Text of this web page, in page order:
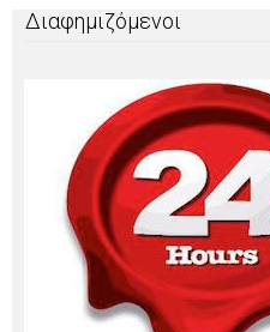
Διαφημιζόμενοι